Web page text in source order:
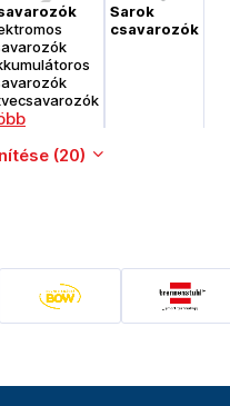
Sarok
csavarozók
fúró/véső
kalapácsok
(20)